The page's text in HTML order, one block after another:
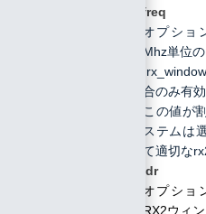
rx2_freq
オプショ
Mhz単位
合のみ有
この値が
ステムは
て適切な
rx2_dr
オプショ
RX2ウィ